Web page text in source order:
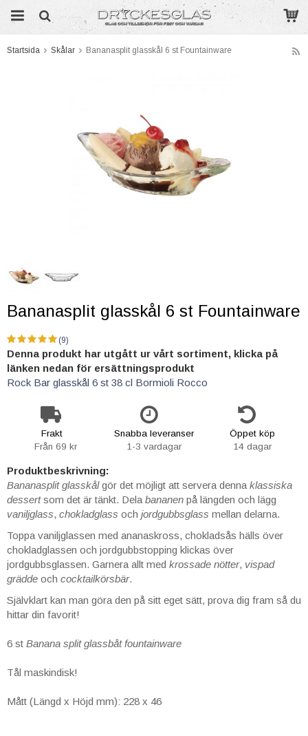
Startsida Skålar Bananasplit glasskål 6 st Fountainware
Bananasplit glasskål 6 st Fountainware
(9)
Denna produkt har utgått ur vårt sortiment, klicka på
länken nedan för ersättningsprodukt
Rock Bar glasskål 6 st 38 cl Bormioli Rocco
Frakt
Från 69 kr
Snabba leveranser
1-3 vardagar
Öppet köp
14 dagar
Produktbeskrivning:
Bananasplit glasskålgör det möjligt att servera denna klassiska
dessertsom det är tänkt. Dela bananen på längden och lägg
vaniljglass, chokladglass och jordgubbsglass mellan delarna.
Toppa vaniljglassen med ananaskross, chokladsås hälls över
chokladglassen och jordgubbstopping klickas över
jordgubbsglassen. Garnera allt med krossade nötter, vispad
grädde och cocktailkörsbär.
Självklart kan man göra den på sitt eget sätt, prova dig fram så du
hittar din favorit!
6 st Banana split glassbåt fountainware
Tål maskindisk!
Mått (Längd x Höjd mm): 228 x 46